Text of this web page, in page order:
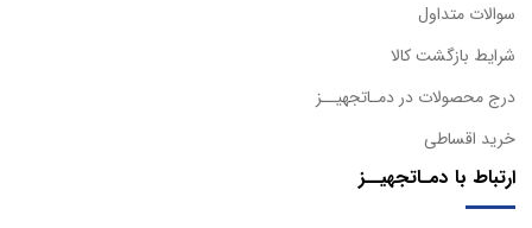
سوالات متداول
شرایط بازگشت کالا
درج محصولات در دمـاتجهیــز
خرید اقساطی
ارتباط با دمـاتجهیــز